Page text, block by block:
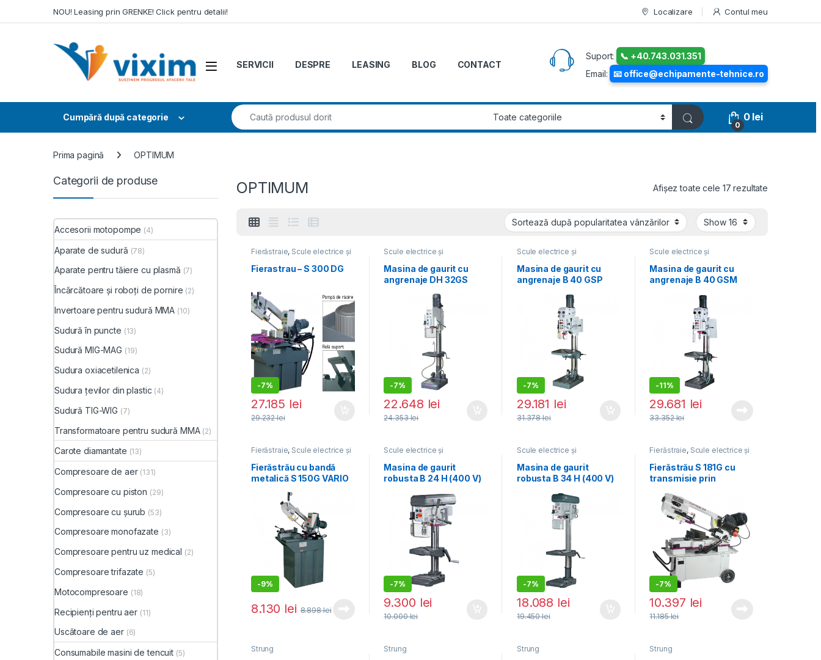
NOU! Leasing prin GRENKE! Click pentru detalii! Localizare Contul meu
SERVICII DESPRE LEASING BLOG CONTACT
Suport:
📞 +40.743.031.351
Email:
📧 office@echipamente-tehnice.ro
Cumpără după categorie
Search for:
0
0 lei
Prima pagină OPTIMUM
OPTIMUM Afișez toate cele 17 rezultate
Fierăstraie, Scule electrice și
Fierastrau – S 300 DG
-7%
27.185 lei
29.232lei
Scule electrice și
Mașini de găurit
Masina de gaurit cu
angrenaje DH 32GS
-7%
22.648 lei
24.353lei
Scule electrice și
Mașini de găurit
Masina de gaurit cu
angrenaje B 40 GSP
-7%
29.181 lei
31.378lei
Scule electrice și
Mașini de găurit
Masina de gaurit cu
angrenaje B 40 GSM
-11%
29.681 lei
33.352lei
Fierăstraie, Scule electrice și
Fierăstrău cu bandă
metalică S 150G VARIO
-9%
8.130 lei 8.898lei
Scule electrice și
Mașini de gaurit
cu talpă magnetică
Masina de gaurit
robusta B 24 H (400 V)
-7%
9.300 lei
10.000lei
Scule electrice și
Mașini de gaurit
cu talpă magnetică
Masina de gaurit
robusta B 34 H (400 V)
-7%
18.088 lei
19.450lei
Fierăstraie, Scule electrice și
Fierăstrău S 181G cu
transmisie prin
viteză)
-7%
10.397 lei
11.185lei
Strung Strung Strung Strung
Categorii de produse
Accesorii motopompe (4)
Aparate de sudură (78)
Aparate pentru tăiere cu plasmă (7)
Încărcătoare și roboți de pornire (2)
Invertoare pentru sudură MMA (10)
Sudură în puncte (13)
Sudură MIG-MAG (19)
Sudura oxiacetilenica (2)
Sudura țevilor din plastic (4)
Sudură TIG-WIG (7)
Transformatoare pentru sudură MMA (2)
Carote diamantate (13)
Compresoare de aer (131)
Compresoare cu piston (29)
Compresoare cu șurub (53)
Compresoare monofazate (3)
Compresoare pentru uz medical (2)
Compresoare trifazate (5)
Motocompresoare (18)
Recipienți pentru aer (11)
Uscătoare de aer (6)
Consumabile masini de tencuit (5)